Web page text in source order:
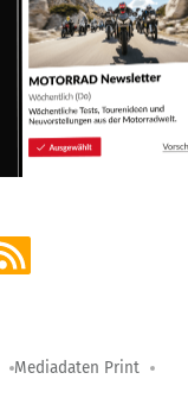
Mediadaten Print